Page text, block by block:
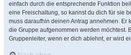
einfach durch die entsprechende Funktion
eine Freischaltung, so kannst du dich für sie
muss daraufhin deinen Antrag annehmen. Er
die Gruppe aufgenommen werden möchtest.
Gruppenleiter, wenn er dich ablehnt, er wird